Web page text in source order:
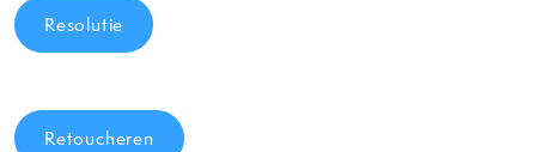
Resolutie
Retoucheren